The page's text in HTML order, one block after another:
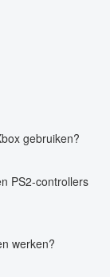
gebruiken?
PS2-controllers
werken?